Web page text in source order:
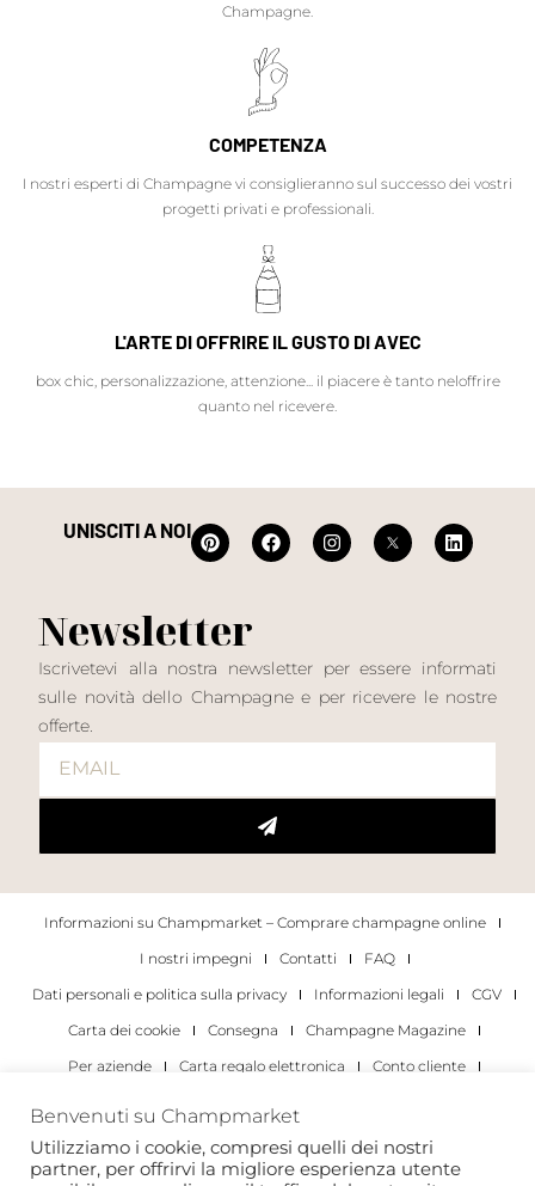
Champagne.
COMPETENZA
I nostri esperti di Champagne vi consiglieranno sul successo dei vostri
progetti privati e professionali.
L'ARTE DI OFFRIRE IL GUSTO DI AVEC
box chic, personalizzazione, attenzione... il piacere è tanto neloffrire
quanto nel ricevere.
UNISCITI A NOI
Newsletter
Iscrivetevi alla nostra newsletter per essere informati
sulle novità dello Champagne e per ricevere le nostre
offerte.
Informazioni su Champmarket – Comprare champagne online
I nostri impegni
Contatti
FAQ
Dati personali e politica sulla privacy
Informazioni legali
CGV
Carta dei cookie
Consegna
Champagne Magazine
Per aziende
Carta regalo elettronica
Conto cliente
Per gli individui
Per le aziende
Benvenuti su Champmarket
Utilizziamo i cookie, compresi quelli dei nostri
partner, per offrirvi la migliore esperienza utente